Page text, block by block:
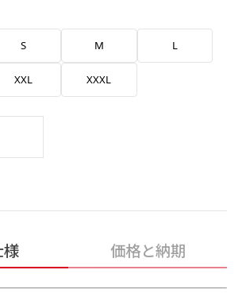
S M L
XXL XXXL
様 価格と納期
や文字等が変更いただけます。
いのがポイントです。ハーフ用のポ
。
盤タイプ・クリップタイプがござ
ウンターや商品棚にぴったりで
お客さんの歩行や陳列した商品の邪
いのがポイントです。ハーフ用のポ
。
盤タイプ・クリップタイプがござ
ウンターや商品棚にぴったりで